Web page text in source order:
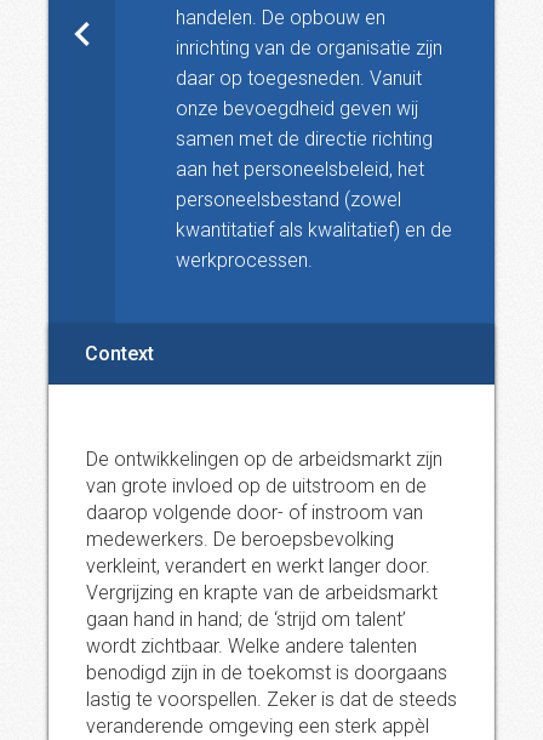
handelen. De opbouw en
inrichting van de organisatie zijn
daar op toegesneden. Vanuit
onze bevoegdheid geven wij
samen met de directie richting
aan het personeelsbeleid, het
personeelsbestand (zowel
kwantitatief als kwalitatief) en de
werkprocessen.
Context
De ontwikkelingen op de arbeidsmarkt zijn
van grote invloed op de uitstroom en de
daarop volgende door- of instroom van
medewerkers. De beroepsbevolking
verkleint, verandert en werkt langer door.
Vergrijzing en krapte van de arbeidsmarkt
gaan hand in hand; de ‘strijd om talent’
wordt zichtbaar. Welke andere talenten
benodigd zijn in de toekomst is doorgaans
lastig te voorspellen. Zeker is dat de steeds
veranderende omgeving een sterk appèl